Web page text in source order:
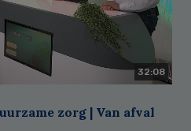
32:08
zorg | Van afval